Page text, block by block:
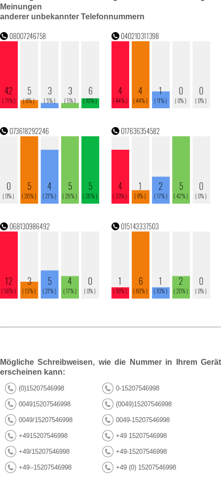
Meinungen
anderer unbekannter Telefonnummern
Mögliche Schreibweisen, wie die Nummer in Ihrem Gerät
erscheinen kann:
(0)15207546998 0-15207546998
004915207546998 (0049)15207546998
0049/15207546998 0049-15207546998
+4915207546998 +49 15207546998
+49/15207546998 +49-15207546998
+49--15207546998 +49 (0) 15207546998